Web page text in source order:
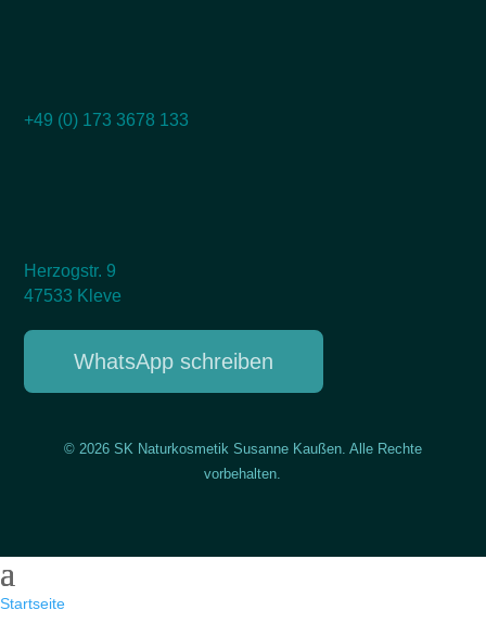
+49 (0) 173 3678 133
Herzogstr. 9
47533 Kleve
WhatsApp schreiben
© 2026 SK Naturkosmetik Susanne Kaußen. Alle Rechte
vorbehalten.
Startseite